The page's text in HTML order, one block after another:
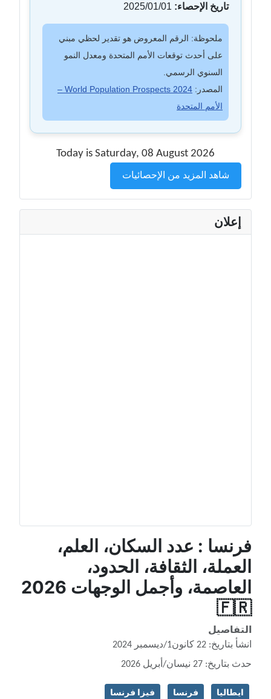
تاريخ الإحصاء:
ملحوظة: الرقم المعروض هو تقدير لحظي مبني
على أحدث توقعات الأمم المتحدة ومعدل النمو
السنوي الرسمي.
المصدر:
World Population Prospects 2024 –
الأمم المتحدة
Today is Saturday, 08 August 2026
شاهد المزيد من الإحصائيات
إعلان
فرنسا : عدد السكان، العلم،
العملة، الثقافة، الحدود،
العاصمة، وأجمل الوجهات 2026
🇫🇷
التفاصيل
انشأ بتاريخ: 22 كانون1/ديسمبر 2024
حدث بتاريخ: 27 نيسان/أبريل 2026
ايطاليا فرنسا فيزا فرنسا